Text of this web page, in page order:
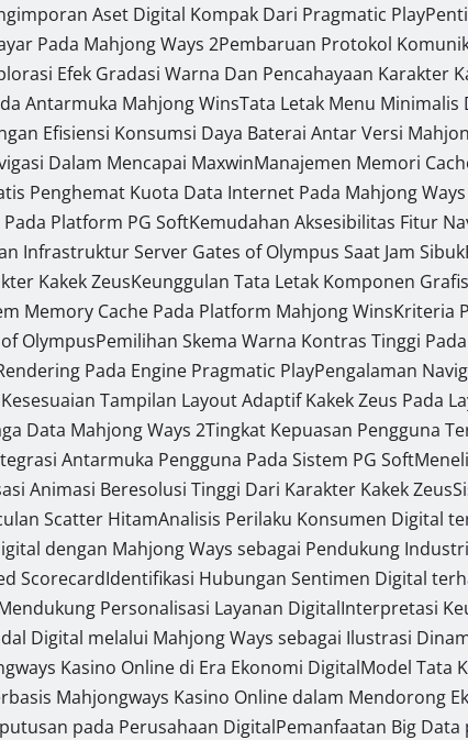
Aset Digital Kompak Dari Pragmatic Play
Pada Mahjong Ways 2Pembaruan Protokol
Efek Gradasi Warna Dan Pencahayaan Karakter
Antarmuka Mahjong WinsTata Letak Menu Minimalis
Efisiensi Konsumsi Daya Baterai Antar Versi
Dalam Mencapai MaxwinManajemen Memori
Penghemat Kuota Data Internet Pada Mahjong
Platform PG SoftKemudahan Aksesibilitas Fitur
Infrastruktur Server Gates of Olympus Saat Jam Sibuk
Kakek ZeusKeunggulan Tata Letak Komponen
Memory Cache Pada Platform Mahjong WinsKriteria
OlympusPemilihan Skema Warna Kontras Tinggi
Pada Engine Pragmatic PlayPengalaman
Kesesuaian Tampilan Layout Adaptif Kakek Zeus Pada
Data Mahjong Ways 2Tingkat Kepuasan Pengguna
Antarmuka Pengguna Pada Sistem PG Soft
Animasi Beresolusi Tinggi Dari Karakter Kakek Zeus
Scatter HitamAnalisis Perilaku Konsumen Digital
dengan Mahjong Ways sebagai Pendukung
ScorecardIdentifikasi Hubungan Sentimen Digital
Personalisasi Layanan DigitalInterpretasi
Digital melalui Mahjong Ways sebagai Ilustrasi
Kasino Online di Era Ekonomi DigitalModel Tata
Mahjongways Kasino Online dalam Mendorong
pada Perusahaan DigitalPemanfaatan Big